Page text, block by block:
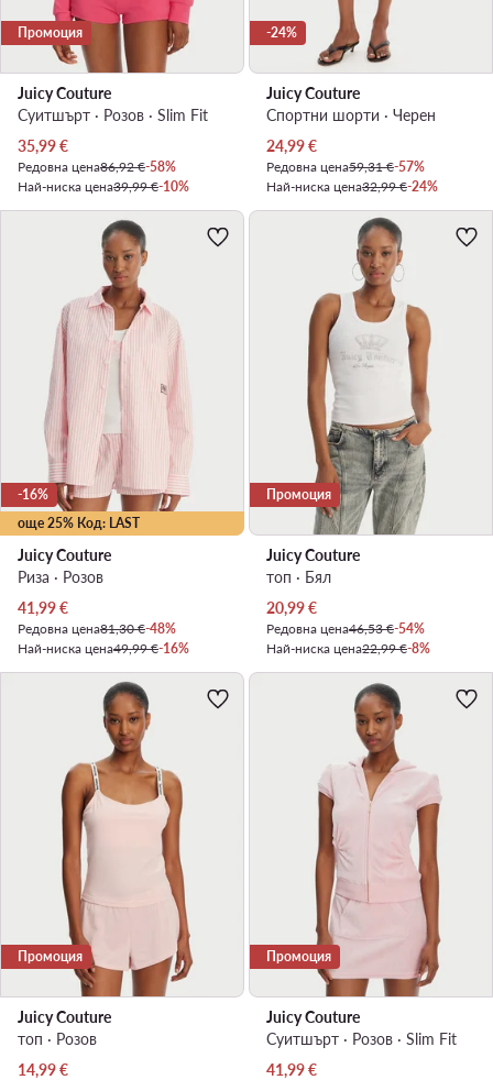
Промоция
Juicy Couture
Суитшърт · Розов · Slim Fit
Актуална цена
35,99€
Редовна цена86,92 €-58%
Най-ниска цена39,99 €-10%
-24%
Juicy Couture
Спортни шорти · Черен
Актуална цена
24,99€
Редовна цена59,31 €-57%
Най-ниска цена32,99 €-24%
още 25% Код: LAST
-16%
Juicy Couture
Риза · Розов
Актуална цена
41,99€
Редовна цена81,30 €-48%
Най-ниска цена49,99 €-16%
Промоция
Juicy Couture
топ · Бял
Актуална цена
20,99€
Редовна цена46,53 €-54%
Най-ниска цена22,99 €-8%
Промоция
Juicy Couture
топ · Розов
Актуална цена
14,99€
Промоция
Juicy Couture
Суитшърт · Розов · Slim Fit
Актуална цена
41,99€